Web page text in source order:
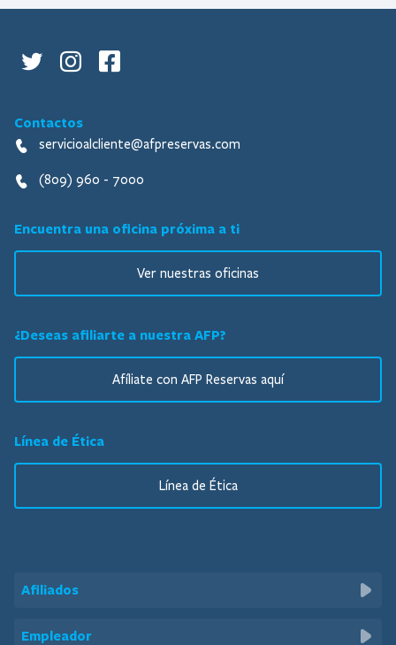
Contactos
servicioalcliente@afpreservas.com
(809) 960 - 7000
Encuentra una oficina próxima a ti
Ver nuestras oficinas
¿Deseas afiliarte a nuestra AFP?
Afíliate con AFP Reservas aquí
Línea de Ética
Línea de Ética
Afiliados
Empleador